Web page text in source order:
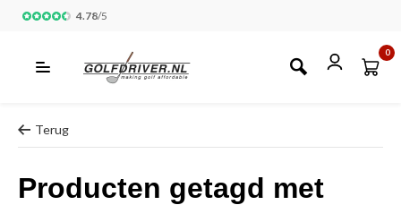
4.78/5
0
Terug
Producten getagd met